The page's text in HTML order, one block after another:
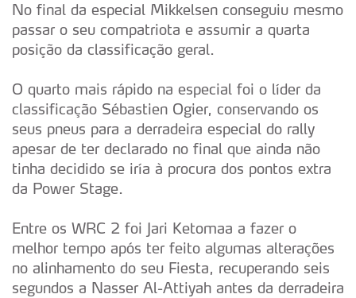
No final da especial Mikkelsen conseguiu mesmo
passar o seu compatriota e assumir a quarta
posição da classificação geral.
O quarto mais rápido na especial foi o líder da
classificação Sébastien Ogier, conservando os
seus pneus para a derradeira especial do rally
apesar de ter declarado no final que ainda não
tinha decidido se iría à procura dos pontos extra
da Power Stage.
Entre os WRC 2 foi Jari Ketomaa a fazer o
melhor tempo após ter feito algumas alterações
no alinhamento do seu Fiesta, recuperando seis
segundos a Nasser Al-Attiyah antes da derradeira